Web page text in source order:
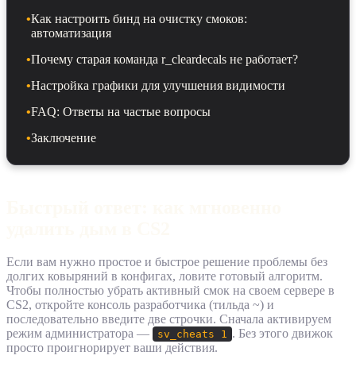
•Как настроить бинд на очистку смоков:
автоматизация
•Почему старая команда r_cleardecals не работает?
•Настройка графики для улучшения видимости
•FAQ: Ответы на частые вопросы
•Заключение
Если вам нужно простое и быстрое решение проблемы без
долгих ковыряний в конфигах, ловите готовый алгоритм.
Чтобы полностью убрать активный смок на своем сервере в
CS2, откройте консоль разработчика (тильда ~) и
последовательно введите две строчки. Сначала активируем
режим администратора —
sv_cheats 1 . Без этого движок
просто проигнорирует ваши действия.